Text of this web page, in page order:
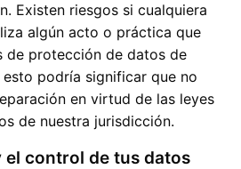
Existen riesgos si cualquiera
algún acto o práctica que
de protección de datos de
podría significar que no
en virtud de las leyes
de nuestra jurisdicción.
el control de tus datos